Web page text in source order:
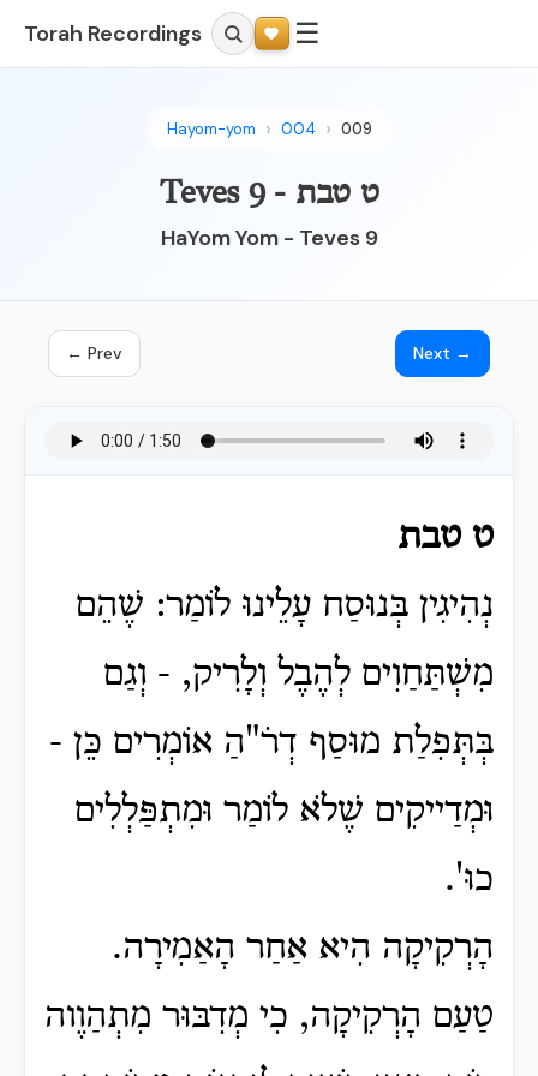
Torah Recordings ☰
Hayom-yom 004 009
Teves 9 - ט טבת
HaYom Yom - Teves 9
← Prev Next →
ט טבת
נְהִיגִין בְּנוּסַח עָלֵינוּ לֹומַר: שֶׁהֵם
מִשְׁתַּחַוִים לְהֶבֶל וְלָרִיק, - וְגַם
בְּתְּפִלַת מוּסַף דְרׁ"הַ אֹומְרִים כֵּן -
וּמְדַייקִים שֶׁלֹא לֹומַר וּמִתְפַּלְלִים
כוּ'.
הָרְקִיקָה הִיא אַחַר הָאַמִירָה.
טַעַם הָרְקִיקָה, כִי מְדִבּוּר מִתְהַוֶוה